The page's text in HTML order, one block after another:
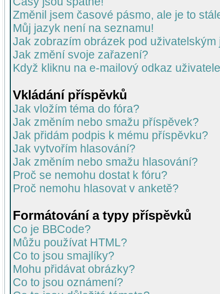
Změnil jsem časové pásmo, ale je to
Můj jazyk není na seznamu!
Jak zobrazím obrázek pod uživatelským
Jak změní svoje zařazení?
Když kliknu na e-mailový odkaz
Vkládání příspěvků
Jak vložím téma do fóra?
Jak změním nebo smažu příspěvek?
Jak přidám podpis k mému příspěvku?
Jak vytvořím hlasování?
Jak změním nebo smažu hlasování?
Proč se nemohu dostat k fóru?
Proč nemohu hlasovat v anketě?
Formátování a typy příspěvků
Co je BBCode?
Můžu používat HTML?
Co to jsou smajlíky?
Mohu přidávat obrázky?
Co to jsou oznámení?